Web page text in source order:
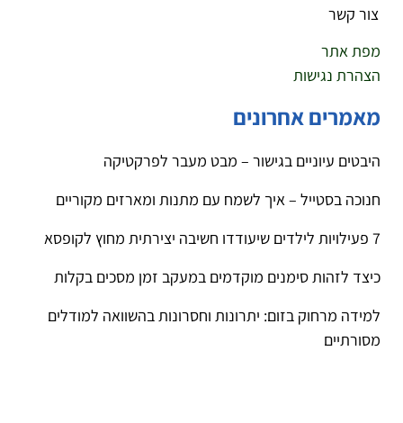
צור קשר
מפת אתר
הצהרת נגישות
מאמרים אחרונים
היבטים עיוניים בגישור – מבט מעבר לפרקטיקה
חנוכה בסטייל – איך לשמח עם מתנות ומארזים מקוריים
7 פעילויות לילדים שיעודדו חשיבה יצירתית מחוץ לקופסא
כיצד לזהות סימנים מוקדמים במעקב זמן מסכים בקלות
למידה מרחוק בזום: יתרונות וחסרונות בהשוואה למודלים
מסורתיים